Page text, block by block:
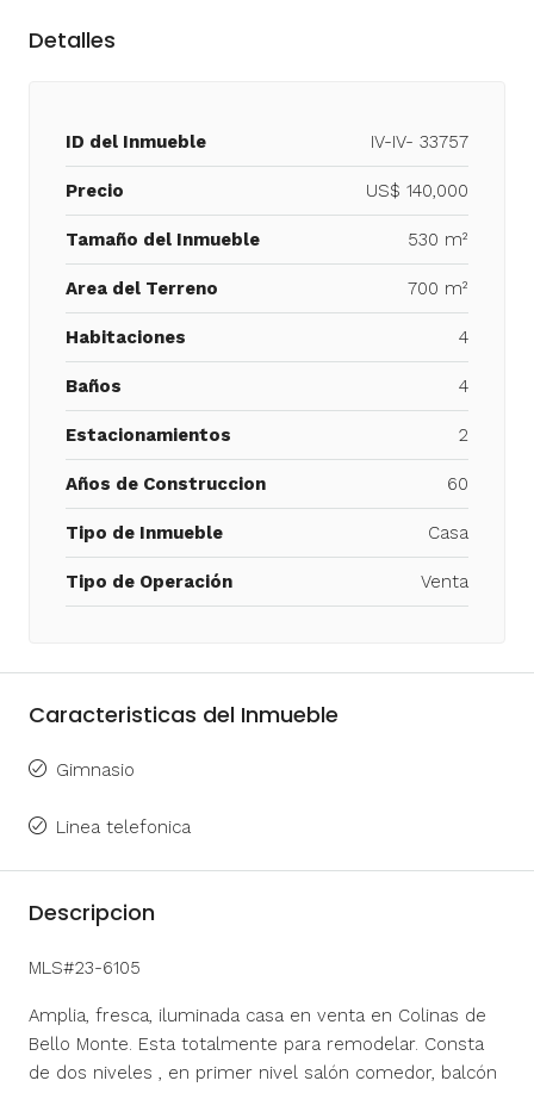
Detalles
ID del Inmueble IV-IV- 33757
Precio US$ 140,000
Tamaño del Inmueble 530 m²
Area del Terreno 700 m²
Habitaciones 4
Baños 4
Estacionamientos 2
Años de Construccion 60
Tipo de Inmueble Casa
Tipo de Operación Venta
Caracteristicas del Inmueble
Gimnasio
Linea telefonica
Descripcion
MLS#23-6105
Amplia, fresca, iluminada casa en venta en Colinas de
Bello Monte. Esta totalmente para remodelar. Consta
de dos niveles , en primer nivel salón comedor, balcón